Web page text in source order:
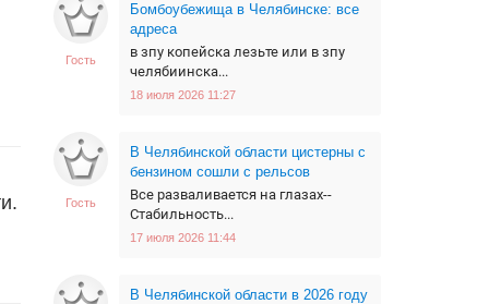
Гость
Бомбоубежища в Челябинске: все
адреса
в зпу копейска лезьте или в зпу
челябиинска...
18 июля 2026 11:27
Гость
В Челябинской области цистерны с
бензином сошли с рельсов
Все разваливается на глазах--
Стабильность...
17 июля 2026 11:44
В Челябинской области в 2026 году